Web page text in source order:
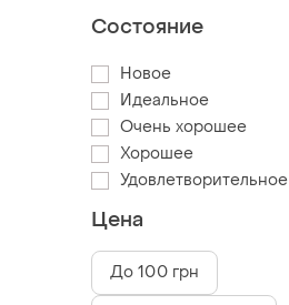
Состояние
Новое
Идеальное
Очень хорошее
Хорошее
Удовлетворительное
Цена
До 100 грн